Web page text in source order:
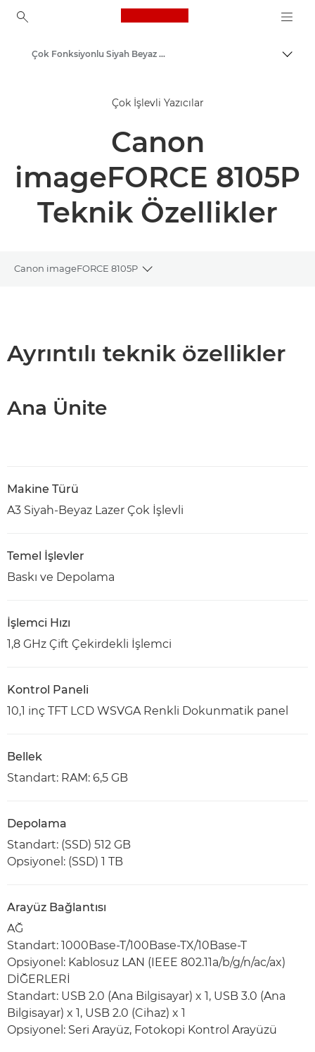
Canon Logo, back to
İçerik
Çözümler ve Hizmetler
Çok Fonksiyonlu Yazıcılar, Hepsi Bir Arada Yazıcılar
Çok Fonksiyonlu Siyah Beyaz Yazıcılar
Çok İşlevli Yazıcılar
Canon
imageFORCE 8105P
Teknik Özellikler
Canon imageFORCE 8105P
Toggle breadcrumbs
Ayrıntılı teknik özellikler
Ana Ünite
Makine Türü
A3 Siyah-Beyaz Lazer Çok İşlevli
Temel İşlevler
Baskı ve Depolama
İşlemci Hızı
1,8 GHz Çift Çekirdekli İşlemci
Kontrol Paneli
10,1 inç TFT LCD WSVGA Renkli Dokunmatik panel
Bellek
Standart: RAM: 6,5 GB
Depolama
Standart: (SSD) 512 GB
Opsiyonel: (SSD) 1 TB
Arayüz Bağlantısı
AĞ
Standart: 1000Base-T/100Base-TX/10Base-T
Opsiyonel: Kablosuz LAN (IEEE 802.11a/b/g/n/ac/ax)
DİĞERLERİ
Standart: USB 2.0 (Ana Bilgisayar) x 1, USB 3.0 (Ana
Bilgisayar) x 1, USB 2.0 (Cihaz) x 1
Opsiyonel: Seri Arayüz, Fotokopi Kontrol Arayüzü